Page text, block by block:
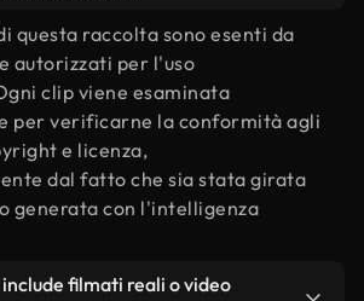
questa raccolta sono esenti da
autorizzati per l'uso
clip viene esaminata
per verificarne la conformità agli
e licenza,
dal fatto che sia stata girata
generata con l'intelligenza
filmati reali o video